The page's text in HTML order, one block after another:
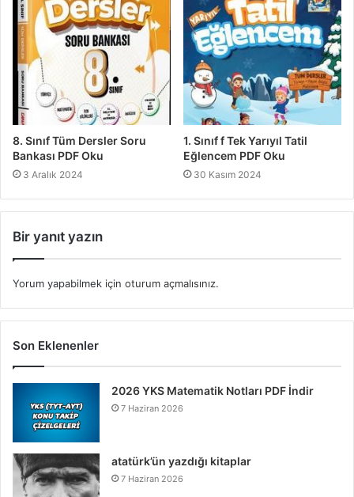
8. Sınıf Tüm Dersler Soru
Bankası PDF Oku
3 Aralık 2024
1. Sınıf f Tek Yarıyıl Tatil
Eğlencem PDF Oku
30 Kasım 2024
Bir yanıt yazın
Yorum yapabilmek için oturum açmalısınız.
Son Eklenenler
2026 YKS Matematik Notları PDF İndir
7 Haziran 2026
atatürk’ün yazdığı kitaplar
7 Haziran 2026